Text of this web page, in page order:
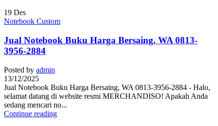
19 Des
Notebook Custom
Jual Notebook Buku Harga Bersaing, WA 0813-
3956-2884
Posted by admin
13/12/2025
Jual Notebook Buku Harga Bersaing, WA 0813-3956-2884 - Halo,
selamat datang di website resmi MERCHANDISO! Apakah Anda
sedang mencari no...
Continue reading